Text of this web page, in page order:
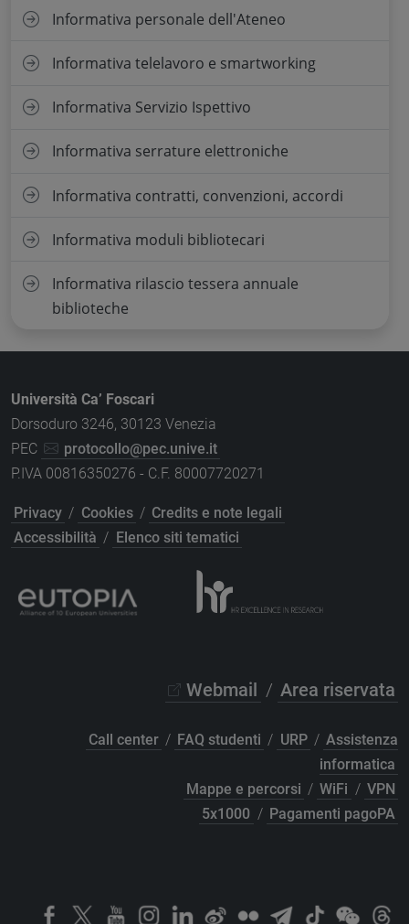
Informativa personale dell'Ateneo
Informativa telelavoro e smartworking
Informativa Servizio Ispettivo
Informativa serrature elettroniche
Informativa contratti, convenzioni, accordi
Informativa moduli bibliotecari
Informativa rilascio tessera annuale
biblioteche
Università Ca’ Foscari
Dorsoduro 3246, 30123 Venezia
PEC
protocollo@pec.unive.it
P.IVA 00816350276 - C.F. 80007720271
Privacy / Cookies / Credits e note legali
Accessibilità / Elenco siti tematici
Webmail / Area riservata
Call center / FAQ studenti / URP / Assistenza
informatica
Mappe e percorsi / WiFi / VPN
5x1000 / Pagamenti pagoPA